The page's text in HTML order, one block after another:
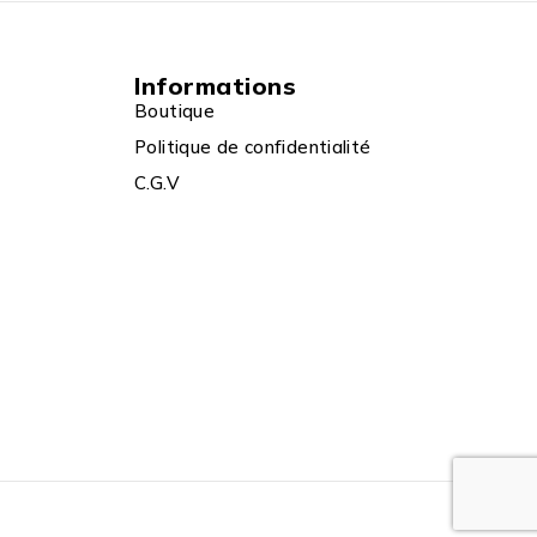
Informations
Boutique
Politique de confidentialité
C.G.V